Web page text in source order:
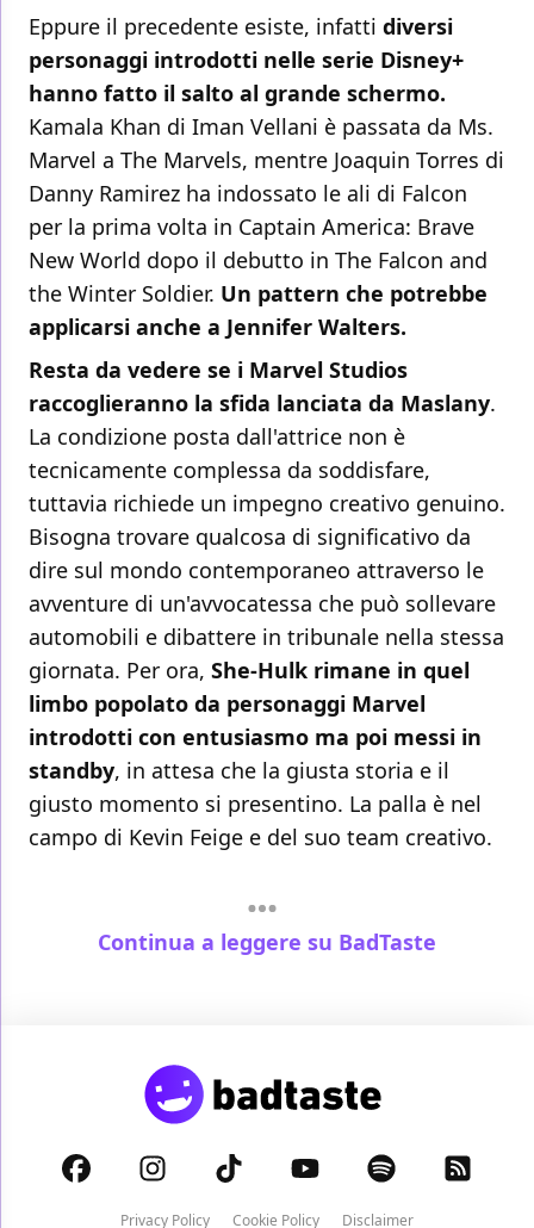
Eppure il precedente esiste, infatti diversi
personaggi introdotti nelle serie Disney+
hanno fatto il salto al grande schermo.
Kamala Khan di Iman Vellani è passata da Ms.
Marvel a The Marvels, mentre Joaquin Torres di
Danny Ramirez ha indossato le ali di Falcon
per la prima volta in Captain America: Brave
New World dopo il debutto in The Falcon and
the Winter Soldier. Un pattern che potrebbe
applicarsi anche a Jennifer Walters.
Resta da vedere se i Marvel Studios
raccoglieranno la sfida lanciata da Maslany.
La condizione posta dall'attrice non è
tecnicamente complessa da soddisfare,
tuttavia richiede un impegno creativo genuino.
Bisogna trovare qualcosa di significativo da
dire sul mondo contemporaneo attraverso le
avventure di un'avvocatessa che può sollevare
automobili e dibattere in tribunale nella stessa
giornata. Per ora, She-Hulk rimane in quel
limbo popolato da personaggi Marvel
introdotti con entusiasmo ma poi messi in
standby, in attesa che la giusta storia e il
giusto momento si presentino. La palla è nel
campo di Kevin Feige e del suo team creativo.
Continua a leggere su BadTaste
Privacy Policy Cookie Policy Disclaimer